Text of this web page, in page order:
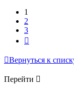
1
2
3
Вернуться к
Перейти